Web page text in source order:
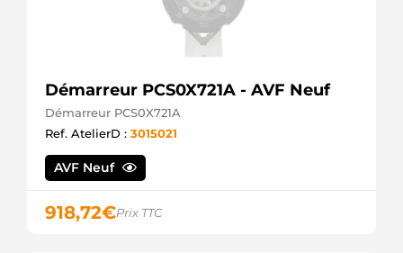
Démarreur PCS0X721A - AVF Neuf
Démarreur PCS0X721A
Ref. AtelierD : 3015021
AVF Neuf
918,72€Prix TTC